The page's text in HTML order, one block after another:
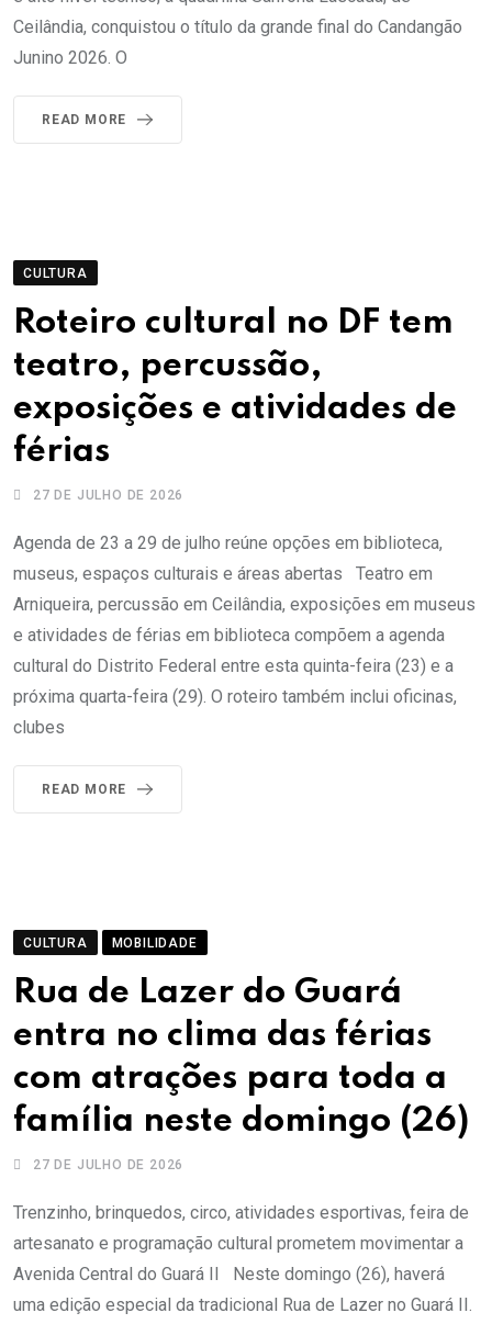
Ceilândia, conquistou o título da grande final do Candangão
Junino 2026. O
READ MORE
CULTURA
Roteiro cultural no DF tem
teatro, percussão,
exposições e atividades de
férias
27 DE JULHO DE 2026
Agenda de 23 a 29 de julho reúne opções em biblioteca,
museus, espaços culturais e áreas abertas Teatro em
Arniqueira, percussão em Ceilândia, exposições em museus
e atividades de férias em biblioteca compõem a agenda
cultural do Distrito Federal entre esta quinta-feira (23) e a
próxima quarta-feira (29). O roteiro também inclui oficinas,
clubes
READ MORE
CULTURA MOBILIDADE
Rua de Lazer do Guará
entra no clima das férias
com atrações para toda a
família neste domingo (26)
27 DE JULHO DE 2026
Trenzinho, brinquedos, circo, atividades esportivas, feira de
artesanato e programação cultural prometem movimentar a
Avenida Central do Guará II Neste domingo (26), haverá
uma edição especial da tradicional Rua de Lazer no Guará II.